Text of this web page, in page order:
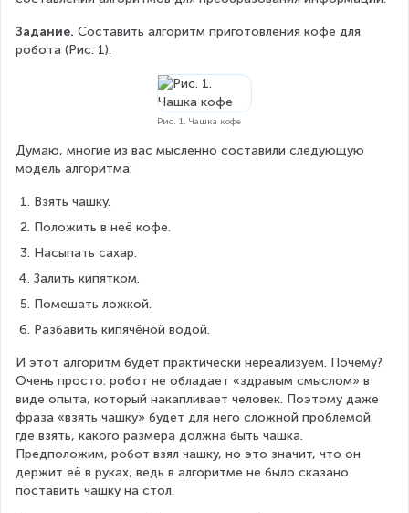
Задание. Составить алгоритм приготовления кофе для
робота (Рис. 1).
Рис. 1. Чашка кофе
Думаю, многие из вас мысленно составили следующую
модель алгоритма:
Взять чашку.
Положить в неё кофе.
Насыпать сахар.
Залить кипятком.
Помешать ложкой.
Разбавить кипячёной водой.
И этот алгоритм будет практически нереализуем. Почему?
Очень просто: робот не обладает «здравым смыслом» в
виде опыта, который накапливает человек. Поэтому даже
фраза «взять чашку» будет для него сложной проблемой:
где взять, какого размера должна быть чашка.
Предположим, робот взял чашку, но это значит, что он
держит её в руках, ведь в алгоритме не было сказано
поставить чашку на стол.